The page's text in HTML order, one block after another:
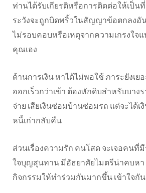
ท่านได้รับเกียรติหรือการติดต่อให้เป็น
ระวังจะถูกบิดพริ้วในสัญญาข้อตกลงอั
ไม่รอบคอบหรือเหตุจากความเกรงใจแ
คุณเอง
ด้านการเงิน หาได้ไม่พอใช้ ภาระยังเย
ออกเร็วกว่าเข้า ต้องหักดิบสำหรับบาง
จ่าย เสียเงินซ่อมบ้านซ่อมรถ แต่จะได้เ
หนี้เก่ากลับคืน
ส่วนเรื่องความรัก คนโสด จะเจอคนที่
ใจบุญสุนทาน มีอัธยาศัยไมตรีน่าคบห
กิจกรรมให้ทำร่วมกันมากขึ้น เข้าใจกั